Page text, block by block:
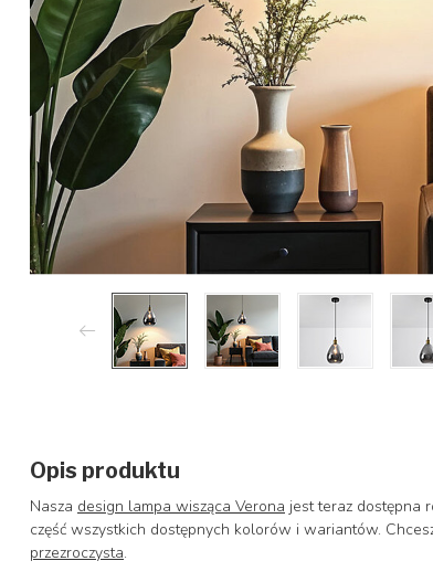
Opis produktu
Nasza design lampa wisząca Verona jest teraz dostępna
część wszystkich dostępnych kolorów i wariantów.
przezroczysta.